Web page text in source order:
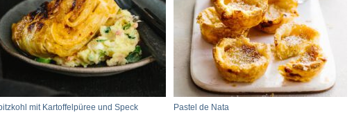
mit Kartoffelpüree und Speck Pastel de Nata